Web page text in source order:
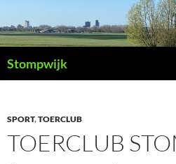
naar
de
inhoud
Stompwijk
SPORT,TOERCLUB
TOERCLUB